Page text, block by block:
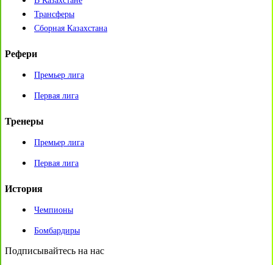
Трансферы
Сборная Казахстана
Рефери
Премьер лига
Первая лига
Тренеры
Премьер лига
Первая лига
История
Чемпионы
Бомбардиры
Подписывайтесь на нас